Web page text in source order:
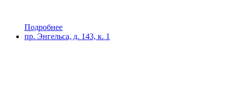
Подробнее
пр. Энгельса, д. 143, к. 1